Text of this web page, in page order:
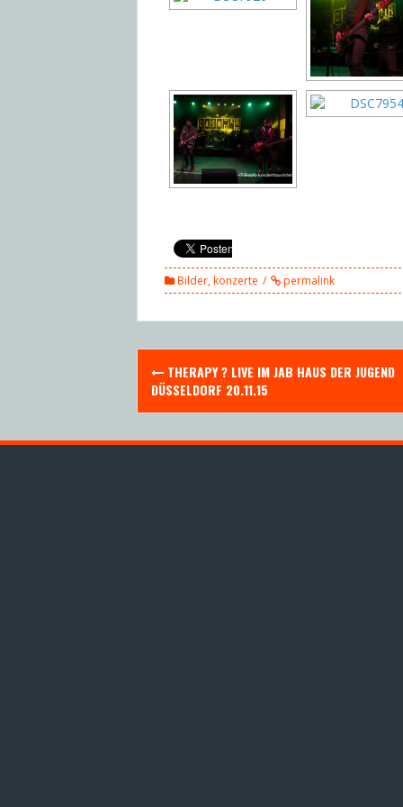
Bilder,konzerte permalink
Post
navigation
THERAPY ? LIVE IM JAB HAUS DER JUGEND
DÜSSELDORF 20.11.15